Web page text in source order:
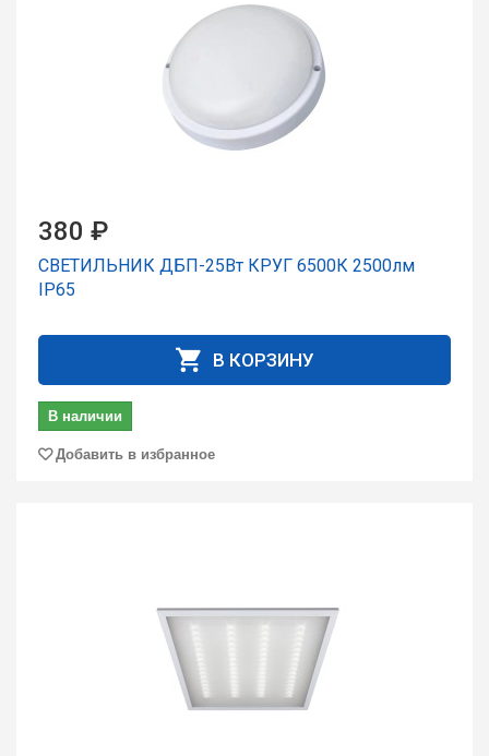
380 ₽
СВЕТИЛЬНИК ДБП-25Вт КРУГ 6500К 2500лм
IP65
В КОРЗИНУ
В наличии
Добавить в избранное